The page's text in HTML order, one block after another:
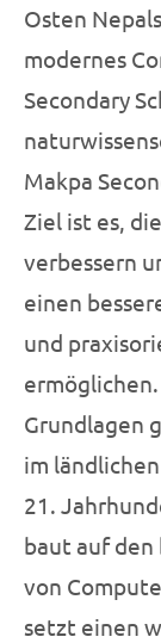
Osten
modernes
Secondary
Makpa
Ziel ist es,
verbessern
einen
und
Grundlagen
im
21.
baut auf
von
setzt einen